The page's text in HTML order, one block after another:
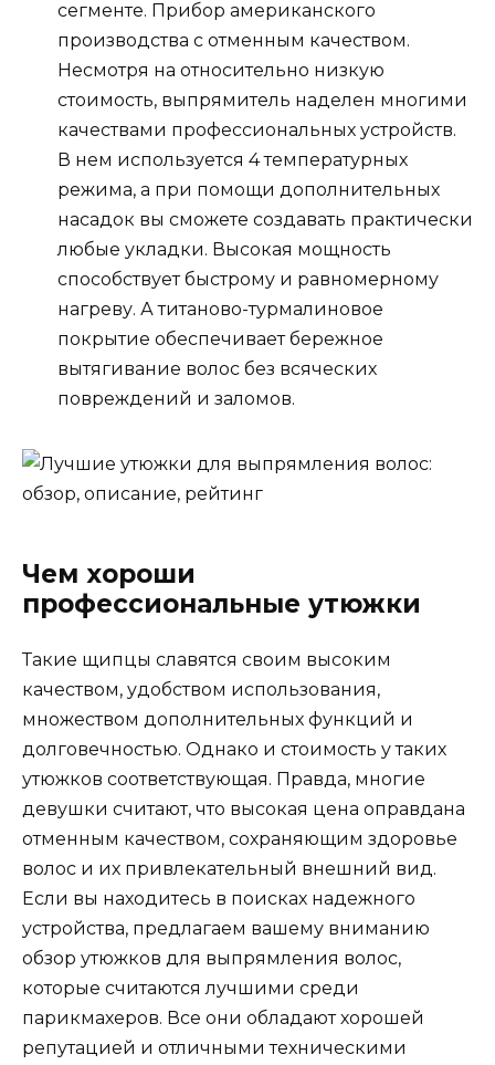
сегменте. Прибор американского
производства с отменным качеством.
Несмотря на относительно низкую
стоимость, выпрямитель наделен многими
качествами профессиональных устройств.
В нем используется 4 температурных
режима, а при помощи дополнительных
насадок вы сможете создавать практически
любые укладки. Высокая мощность
способствует быстрому и равномерному
нагреву. А титаново-турмалиновое
покрытие обеспечивает бережное
вытягивание волос без всяческих
повреждений и заломов.
Чем хороши
профессиональные утюжки
Такие щипцы славятся своим высоким
качеством, удобством использования,
множеством дополнительных функций и
долговечностью. Однако и стоимость у таких
утюжков соответствующая. Правда, многие
девушки считают, что высокая цена оправдана
отменным качеством, сохраняющим здоровье
волос и их привлекательный внешний вид.
Если вы находитесь в поисках надежного
устройства, предлагаем вашему вниманию
обзор утюжков для выпрямления волос,
которые считаются лучшими среди
парикмахеров. Все они обладают хорошей
репутацией и отличными техническими